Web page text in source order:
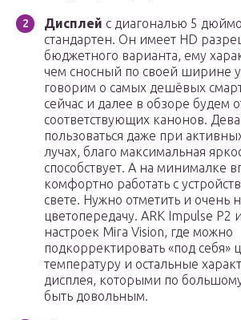
Дисплей с диагональю 5
стандартен. Он имеет HD
бюджетного варианта, ему
чем сносный по своей ширине
говорим о самых дешёвых
сейчас и далее в обзоре будем
соответствующих канонов.
пользоваться даже при
лучах, благо максимальная
способствует. А на минималке
комфортно работать с
свете. Нужно отметить и очень
цветопередачу. ARK Impulse
настроек Mira Vision, где можно
подкорректировать «под себя»
температуру и остальные
дисплея, которыми по
быть довольным.